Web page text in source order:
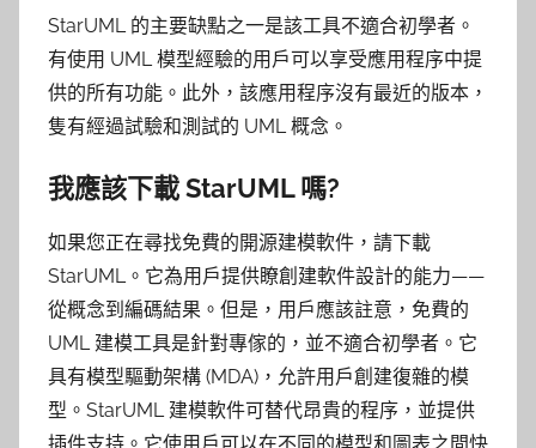
StarUML 的主要缺點之一是該工具不適合初學者。
有使用 UML 模型經驗的用戶可以享受應用程序中提
供的所有功能。此外，該應用程序沒有最近的版本，
隻有經過試驗和測試的 UML 概念。
我應該下載 StarUML 嗎?
如果您正在尋找免費的開源建模軟件，請下載
StarUML。它為用戶提供瞭創建軟件設計的能力——
從概念到編碼結果。但是，用戶應該註意，免費的
UML 建模工具是針對專傢的，並不適合初學者。它
具有模型驅動架構 (MDA)，允許用戶創建復雜的模
型。StarUML 建模軟件可替代昂貴的程序，並提供
插件支持。它使用戶可以在不同的模型和圖表之間快